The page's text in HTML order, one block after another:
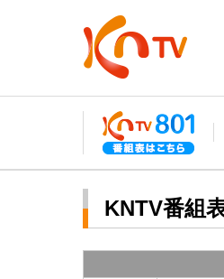
KNTV番組